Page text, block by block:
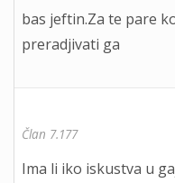
bas jeftin.Za te pare
preradjivati ga
Član 7.177
Ima li iko iskustva u